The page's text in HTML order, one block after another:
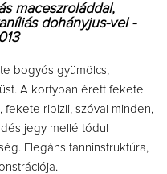
maceszroláddal,
dohányjus-vel -
bogyós gyümölcs,
A kortyban érett fekete
ribizli, szóval minden,
jegy mellé tódul
Elegáns tanninstruktúra,